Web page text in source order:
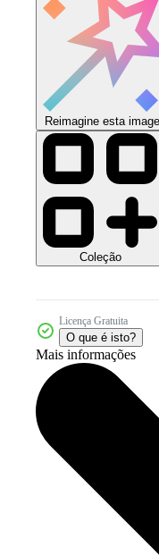
Reimagine esta
Coleção
Licença Gratuita
O que é isto?
Mais informações